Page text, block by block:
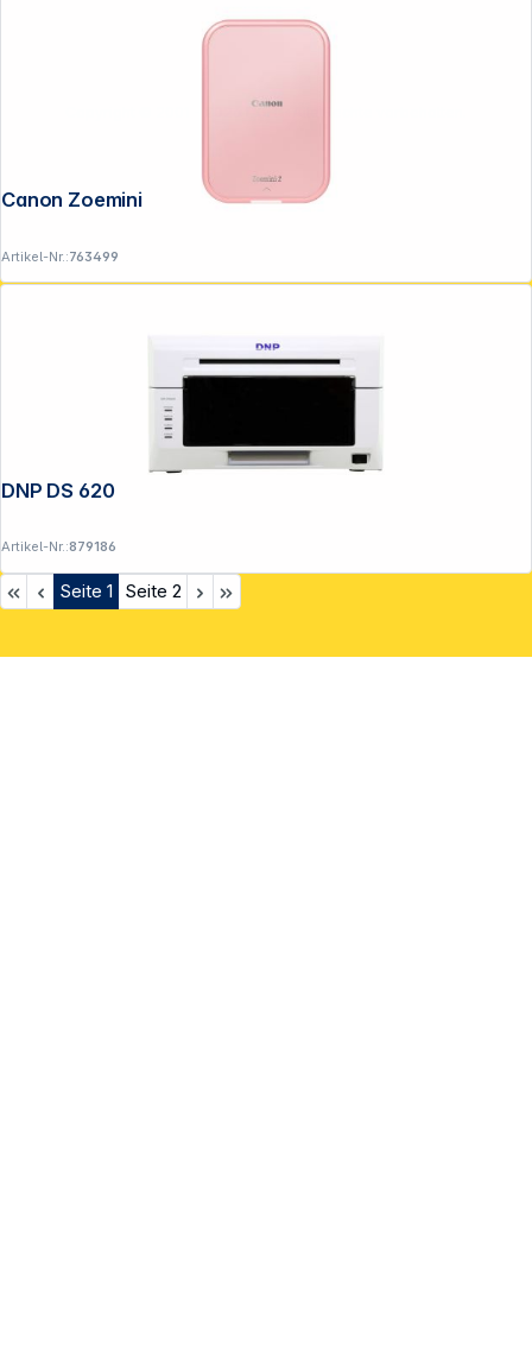
Canon Zoemini 2 rosegold
Artikel-Nr.:763499
DNP DS 620
Artikel-Nr.:879186
Seite 1 Seite 2
Copyright © 2001 - 2026 DGH - Alle Rechte vorbehalten.